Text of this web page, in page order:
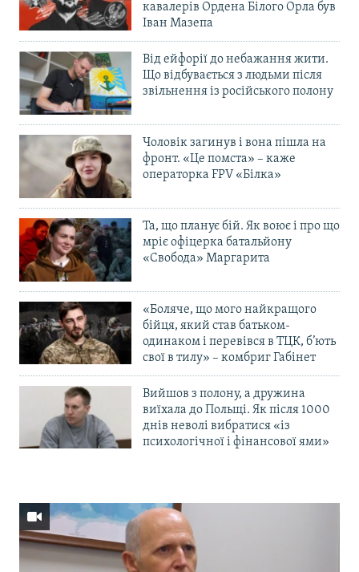
кавалерів Ордена Білого Орла був
Іван Мазепа
Від ейфорії до небажання жити.
Що відбувається з людьми після
звільнення із російського полону
Чоловік загинув і вона пішла на
фронт. «Це помста» – каже
операторка FPV «Білка»
Та, що планує бій. Як воює і про що
мріє офіцерка батальйону
«Свобода» Маргарита
«Боляче, що мого найкращого
бійця, який став батьком-
одинаком і перевівся в ТЦК, б’ють
свої в тилу» – комбриг Габінет
Вийшов з полону, а дружина
виїхала до Польщі. Як після 1000
днів неволі вибратися «із
психологічної і фінансової ями»